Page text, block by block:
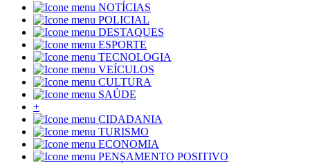
NOTÍCIAS
POLICIAL
DESTAQUES
ESPORTE
TECNOLOGIA
VEÍCULOS
CULTURA
SAÚDE
+
CIDADANIA
TURISMO
ECONOMIA
PENSAMENTO POSITIVO